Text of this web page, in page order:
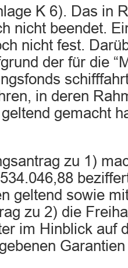
K 6). Das in
nicht beendet.
nicht fest.
der für die
in deren
gemacht
zu 1)
geltend sowie
zu 2) die
im Hinblick auf